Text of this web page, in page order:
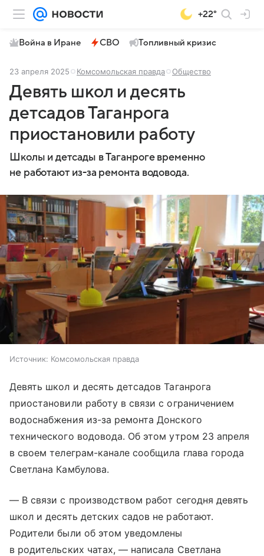
+22°
Война в Иране СВО Топливный кризис
23 апреля 2025 Комсомольская правда Общество
Девять школ и десять
детсадов Таганрога
приостановили работу
Школы и детсады в Таганроге временно
не работают из-за ремонта водовода.
Источник: Комсомольская правда
Девять школ и десять детсадов Таганрога
приостановили работу в связи с ограничением
водоснабжения из-за ремонта Донского
технического водовода. Об этом утром 23 апреля
в своем телеграм-канале сообщила глава города
Светлана Камбулова.
— В связи с производством работ сегодня девять
школ и десять детских садов не работают.
Родители были об этом уведомлены
в родительских чатах, — написала Светлана